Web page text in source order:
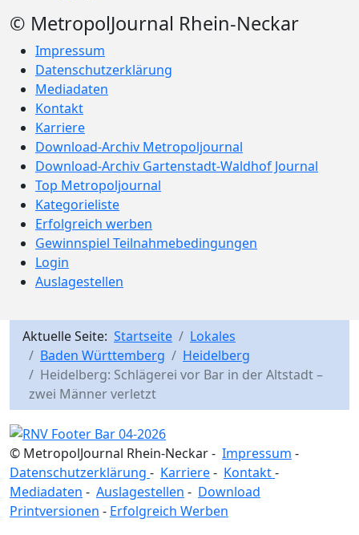
© MetropolJournal Rhein-Neckar
Impressum
Datenschutzerklärung
Mediadaten
Kontakt
Karriere
Download-Archiv Metropoljournal
Download-Archiv Gartenstadt-Waldhof Journal
Top Metropoljournal
Kategorieliste
Erfolgreich werben
Gewinnspiel Teilnahmebedingungen
Login
Auslagestellen
Aktuelle Seite: Startseite
Lokales
Baden Württemberg
Heidelberg
Heidelberg: Schlägerei vor Bar in der Altstadt –
zwei Männer verletzt
© MetropolJournal Rhein-Neckar - Impressum -
Datenschutzerklärung - Karriere- Kontakt-
Mediadaten - Auslagestellen - Download
Printversionen - Erfolgreich Werben